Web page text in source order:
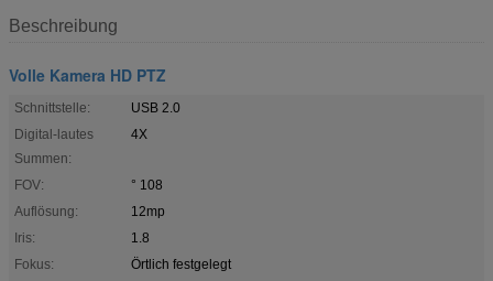
Beschreibung
Volle Kamera HD PTZ
Schnittstelle:
USB 2.0
Digital-lautes
Summen:
4X
FOV:
° 108
Auflösung:
12mp
Iris:
1.8
Fokus:
Örtlich festgelegt